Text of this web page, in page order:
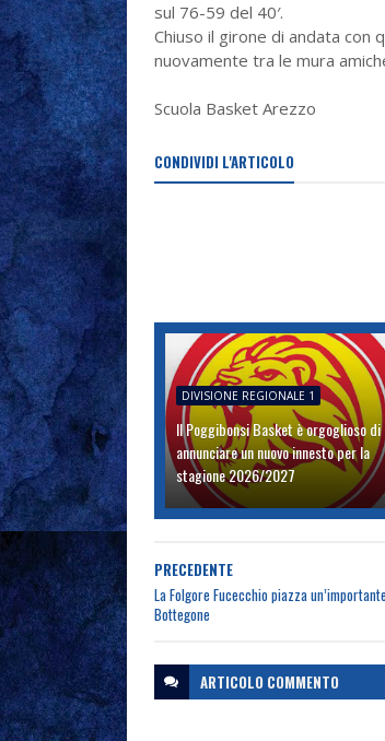
sul 76-59 del 40′.
Chiuso il girone di andata con
nuovamente tra le mura
Scuola Basket Arezzo
CONDIVIDI L'ARTICOLO
DIVISIONE REGIONALE 1
Il Poggibonsi Basket è orgoglioso di
annunciare un nuovo innesto per la
stagione 2026/2027
PRECEDENTE
La Folgore Fucecchio piazza
Bottegone
ARTICOLO COMMENTO